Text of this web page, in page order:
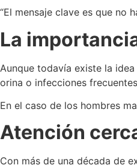
“El mensaje clave es que no
La
Aunque todavía existe la
orina o infecciones
En el caso de los hombres
Atención
Con más de una década de